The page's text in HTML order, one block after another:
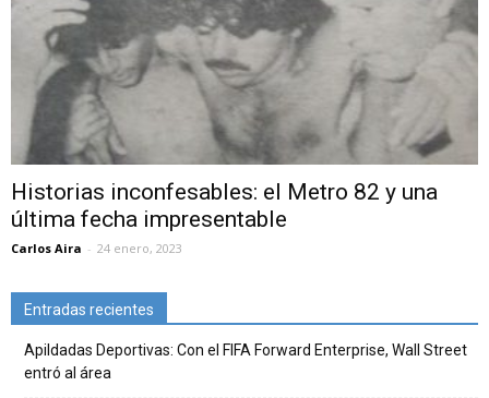
Historias inconfesables: el Metro 82 y una
última fecha impresentable
Carlos Aira - 24 enero, 2023
Entradas recientes
Apildadas Deportivas: Con el FIFA Forward Enterprise, Wall Street
entró al área